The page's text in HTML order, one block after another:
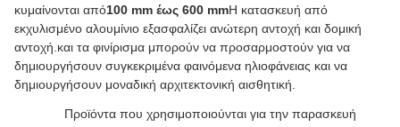
κυμαίνονται από100 mm έως 600 mmΗ κατασκευή από
εκχυλισμένο αλουμίνιο εξασφαλίζει ανώτερη αντοχή και δομική
αντοχή.και τα φινίρισμα μπορούν να προσαρμοστούν για να
δημιουργήσουν συγκεκριμένα φαινόμενα ηλιοφάνειας και να
δημιουργήσουν μοναδική αρχιτεκτονική αισθητική.
Προϊόντα που χρησιμοποιούνται για την παρασκευή